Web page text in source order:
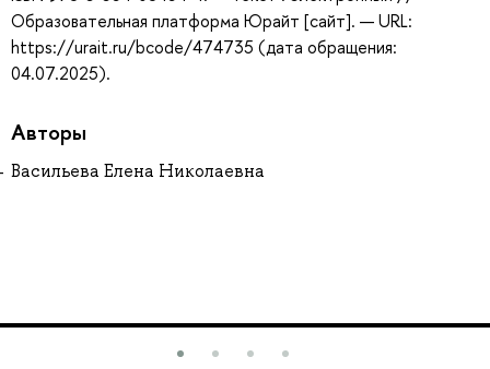
Образовательная платформа Юрайт [сайт]. — URL:
https://urait.ru/bcode/474735 (дата обращения:
04.07.2025).
Авторы
Васильева Елена Николаевна